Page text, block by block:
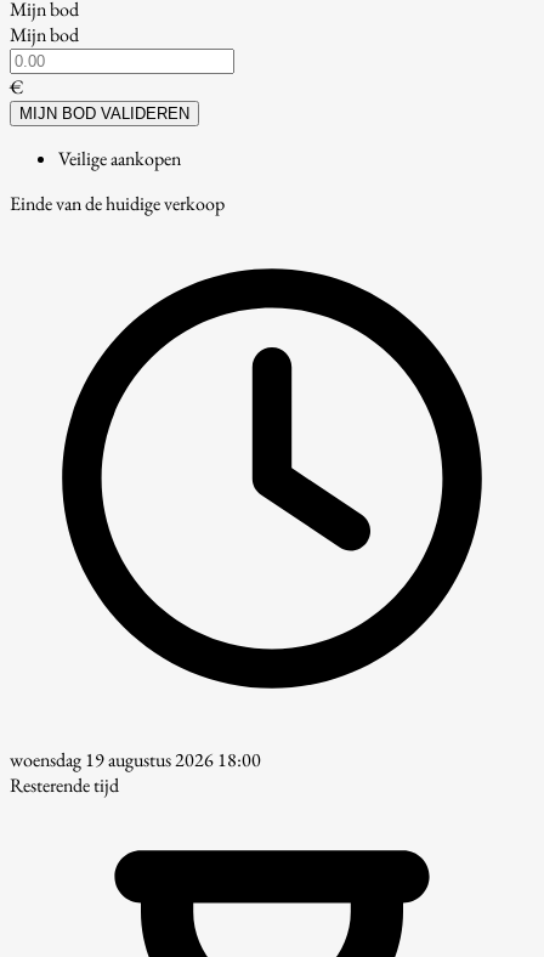
Mijn bod
Mijn bod
€
MIJN BOD VALIDEREN
Veilige aankopen
Einde van de huidige verkoop
woensdag 19 augustus 2026 18:00
Resterende tijd